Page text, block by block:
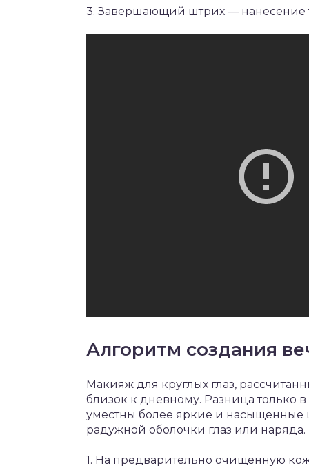
3. Завершающий штрих — нанесение
Алгоритм создания
Макияж для круглых глаз,
близок к дневному. Разница только
уместны более яркие и насыщенные
радужной оболочки глаз или наряда.
1. На предварительно очищенную